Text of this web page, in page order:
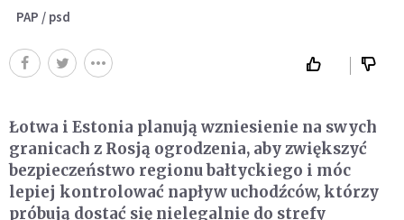
PAP / psd
Łotwa i Estonia planują wzniesienie na swych
granicach z Rosją ogrodzenia, aby zwiększyć
bezpieczeństwo regionu bałtyckiego i móc
lepiej kontrolować napływ uchodźców, którzy
próbują dostać się nielegalnie do strefy